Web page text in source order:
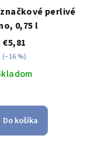
perlivé
0,75 l
€5,81
(–16 %)
Do košíka